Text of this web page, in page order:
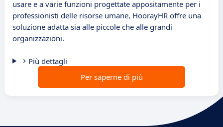
usare e a varie funzioni progettate appositamente per i
professionisti delle risorse umane, HoorayHR offre una
soluzione adatta sia alle piccole che alle grandi
organizzazioni.
Più dettagli
Per saperne di più